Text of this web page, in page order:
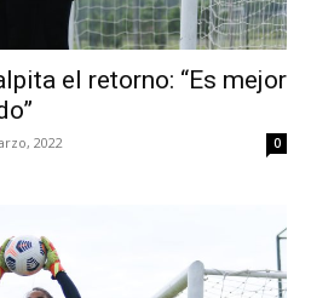
el retorno: “Es mejor
2022 0